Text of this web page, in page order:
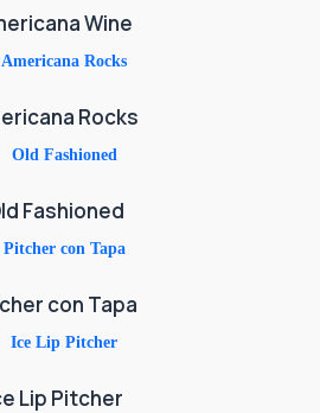
Wine
Rocks
Fashioned
con Tapa
Lip Pitcher